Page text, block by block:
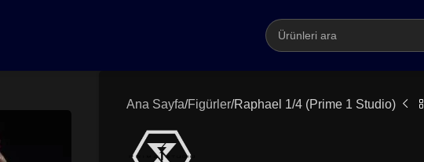
Ana Sayfa Figürler Raphael 1/4 (Prime 1 Studio)